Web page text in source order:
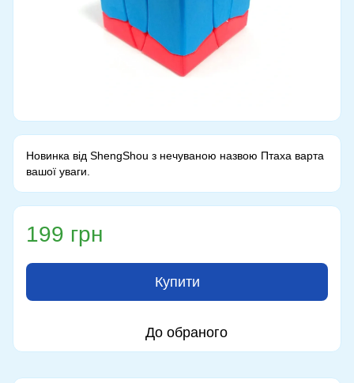
Новинка від ShengShou з нечуваною назвою Птаха варта
вашої уваги.
199 грн
Купити
До обраного